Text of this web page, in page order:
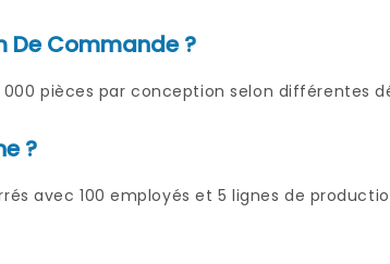
De Commande ?
pièces par conception selon différentes
?
avec 100 employés et 5 lignes de